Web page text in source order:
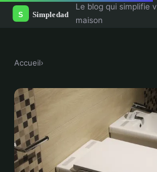
Le blog qui simplifie
maison
Accueil›